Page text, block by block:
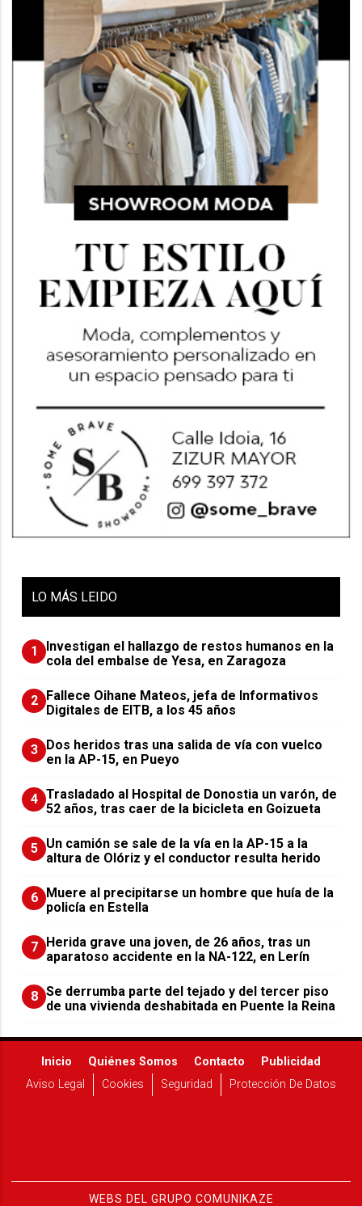
LO MÁS LEIDO
1
Investigan el hallazgo de restos humanos en la
cola del embalse de Yesa, en Zaragoza
2 Fallece Oihane Mateos, jefa de Informativos
Digitales de EITB, a los 45 años
3 Dos heridos tras una salida de vía con vuelco
en la AP-15, en Pueyo
4 Trasladado al Hospital de Donostia un varón, de
52 años, tras caer de la bicicleta en Goizueta
5 Un camión se sale de la vía en la AP-15 a la
altura de Olóriz y el conductor resulta herido
6 Muere al precipitarse un hombre que huía de la
policía en Estella
7 Herida grave una joven, de 26 años, tras un
aparatoso accidente en la NA-122, en Lerín
8 Se derrumba parte del tejado y del tercer piso
de una vivienda deshabitada en Puente la Reina
Inicio Quiénes Somos Contacto
Publicidad
Aviso Legal
Cookies Seguridad Protección De Datos
WEBS DEL GRUPO COMUNIKAZE